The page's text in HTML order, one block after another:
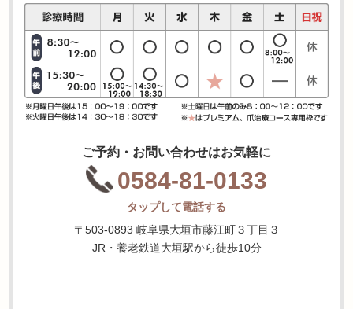
ご予約・お問い合わせはお気軽に
0584-81-0133
タップして電話する
〒503-0893 岐阜県大垣市藤江町３丁目３
JR・養老鉄道大垣駅から徒歩10分